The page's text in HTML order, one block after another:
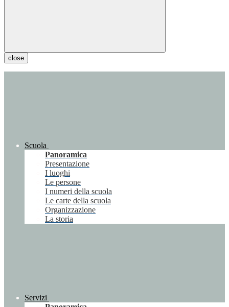
close
Scuola
Panoramica
Presentazione
I luoghi
Le persone
I numeri della scuola
Le carte della scuola
Organizzazione
La storia
Servizi